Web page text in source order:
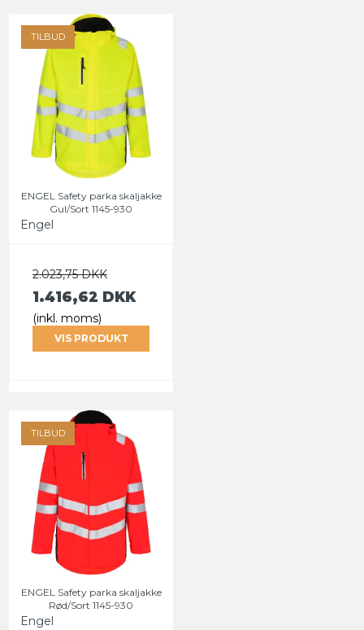
TILBUD
ENGEL Safety parka skaljakke
Gul/Sort 1145-930
Engel
2.023,75 DKK
1.416,62 DKK
(inkl. moms)
VIS PRODUKT
TILBUD
ENGEL Safety parka skaljakke
Rød/Sort 1145-930
Engel